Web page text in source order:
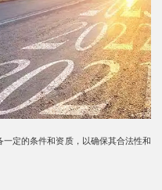
定的条件和资质，以确保其合法性和